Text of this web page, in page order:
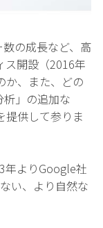
の成長など、高
ス開設（2016年
か、また、どの
」の追加な
提供して参りま
年よりGoogle社
い、より自然な